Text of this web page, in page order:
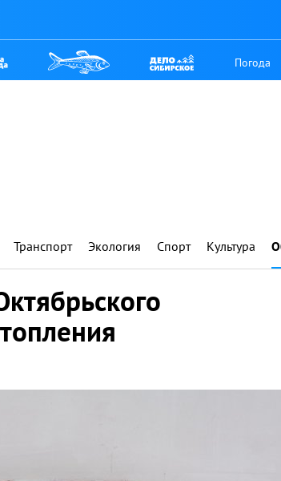
Погода
Транспорт Экология Спорт Культура